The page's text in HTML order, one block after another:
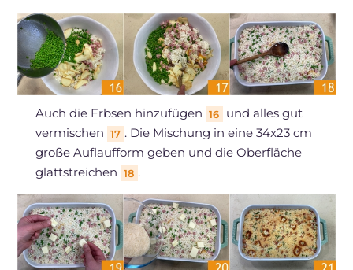
Auch die Erbsen hinzufügen 16
und alles gut
vermischen 17 . Die Mischung in eine 34x23 cm
große Auflaufform geben und die Oberfläche
glattstreichen 18 .